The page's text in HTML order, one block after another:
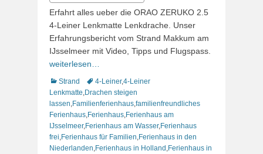
Erfahrt alles ueber die ORAO ZERUKO 2.5
4-Leiner Lenkmatte Lenkdrache. Unser
Erfahrungsbericht vom Strand Makkum am
IJsselmeer mit Video, Tipps und Flugspass.
weiterlesen…
Kategorien
Strand Schlagworte
4-Leiner,4-Leiner
Lenkmatte Drachen steigen
lassen Familienferienhaus familienfreundliches
Ferienhaus Ferienhaus Ferienhaus am
IJsselmeer, Ferienhaus am Wasser, Ferienhaus
frei Ferienhaus für Familien Ferienhaus in den
Niederlanden Ferienhaus in Holland Ferienhaus in